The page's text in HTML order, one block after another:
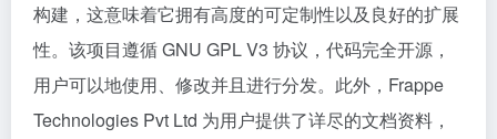
构建，这意味着它拥有高度的可定制性以及良好的扩展
性。该项目遵循 GNU GPL V3 协议，代码完全开源，
用户可以地使用、修改并且进行分发。此外，Frappe
Technologies Pvt Ltd 为用户提供了详尽的文档资料，